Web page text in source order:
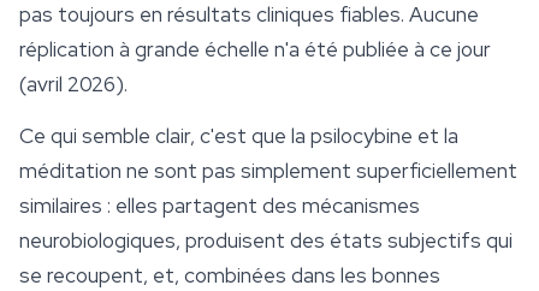
pas toujours en résultats cliniques fiables. Aucune
réplication à grande échelle n'a été publiée à ce jour
(avril 2026).
Ce qui semble clair, c'est que la psilocybine et la
méditation ne sont pas simplement superficiellement
similaires : elles partagent des mécanismes
neurobiologiques, produisent des états subjectifs qui
se recoupent, et, combinées dans les bonnes